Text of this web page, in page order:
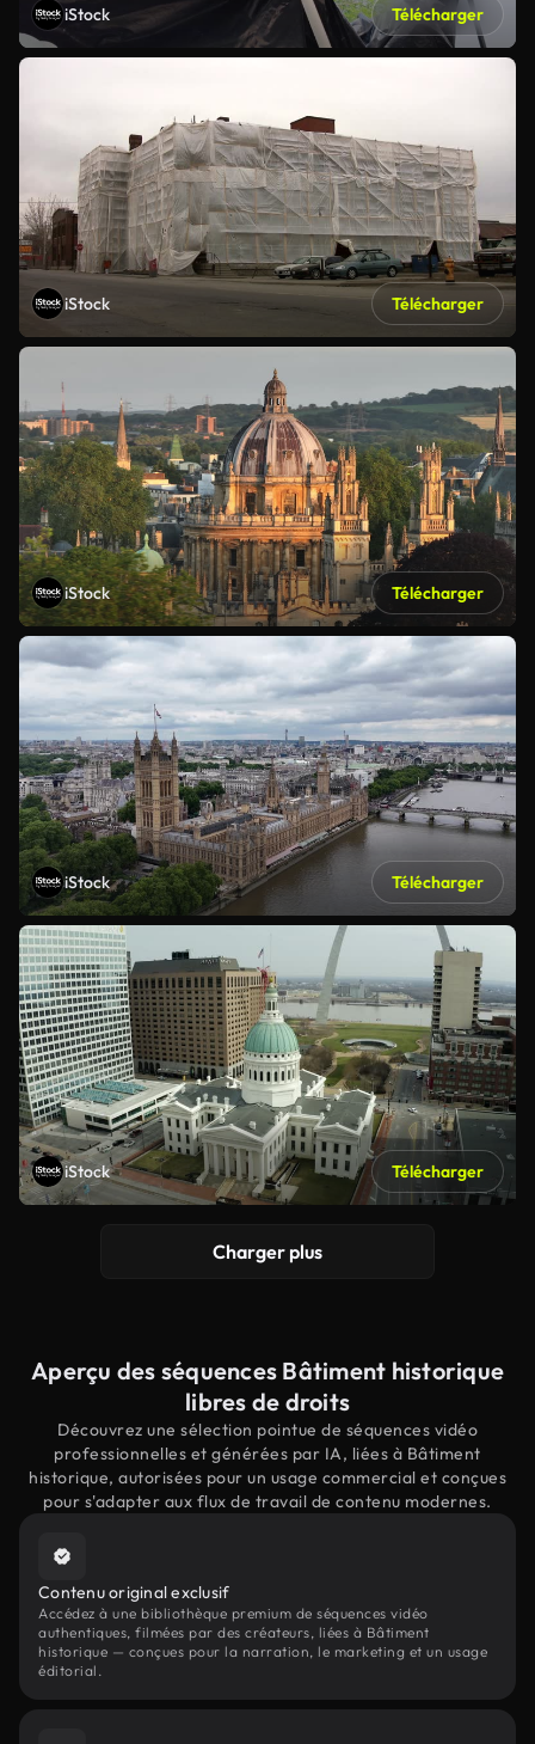
iStock Télécharger
iStock Télécharger
iStock Télécharger
iStock Télécharger
iStock Télécharger
Charger plus
Aperçu des séquences Bâtiment historique
libres de droits
Découvrez une sélection pointue de séquences vidéo
professionnelles et générées par IA, liées à Bâtiment
historique, autorisées pour un usage commercial et conçues
pour s'adapter aux flux de travail de contenu modernes.
Contenu original exclusif
Accédez à une bibliothèque premium de séquences vidéo
authentiques, filmées par des créateurs, liées à Bâtiment
historique — conçues pour la narration, le marketing et un usage
éditorial.